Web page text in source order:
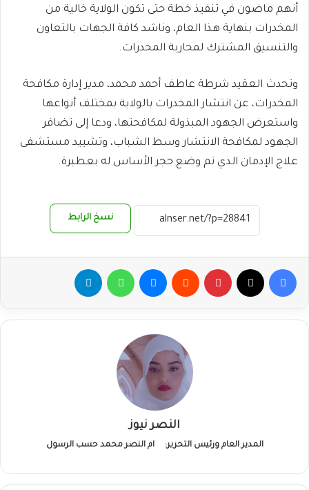
أنهم ماضون في تنفيذ خطة حتى تكون الولاية خالية من
المخدرات بنهاية هذا العام، وناشد كافة الجهات بالتعاون
والتنسيق المشترك لمحاربة المخدرات.
​وتحدث العقيد شرطة عاطف أحمد محمد، مدير إدارة مكافحة
المخدرات، عن انتشار المخدرات بالولاية بمختلف أنواعها
واستعرض الجهود المبذولة لمكافحتها، ودعا إلى تضافر
الجهود لمكافحة الانتشار وسط الشباب، وتشييد مستشفى
علاج الإدمان الذي تم وضع حجر الأساس له بعطبرة.
نسخ الرابط
فيسبوك بينتيريست ماسنجر واتساب
النصر نيوز
المدير العام ورئيس التحرير: ام النصر محمد حسب الرسول